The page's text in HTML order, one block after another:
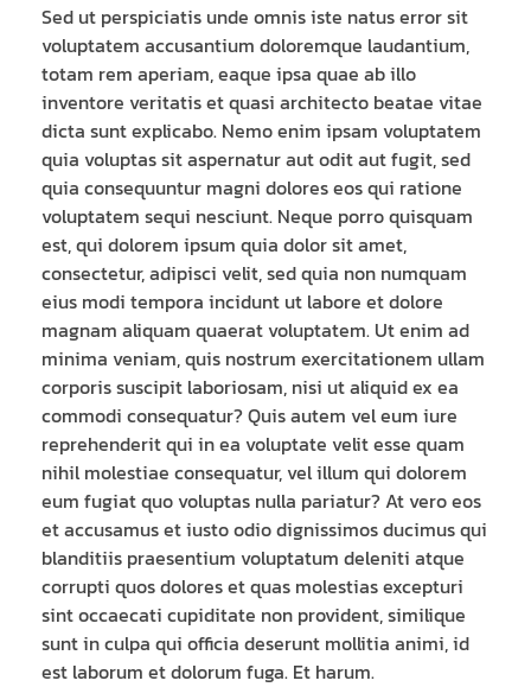
Sed ut perspiciatis unde omnis iste natus error sit
voluptatem accusantium doloremque laudantium,
totam rem aperiam, eaque ipsa quae ab illo
inventore veritatis et quasi architecto beatae vitae
dicta sunt explicabo. Nemo enim ipsam voluptatem
quia voluptas sit aspernatur aut odit aut fugit, sed
quia consequuntur magni dolores eos qui ratione
voluptatem sequi nesciunt. Neque porro quisquam
est, qui dolorem ipsum quia dolor sit amet,
consectetur, adipisci velit, sed quia non numquam
eius modi tempora incidunt ut labore et dolore
magnam aliquam quaerat voluptatem. Ut enim ad
minima veniam, quis nostrum exercitationem ullam
corporis suscipit laboriosam, nisi ut aliquid ex ea
commodi consequatur? Quis autem vel eum iure
reprehenderit qui in ea voluptate velit esse quam
nihil molestiae consequatur, vel illum qui dolorem
eum fugiat quo voluptas nulla pariatur? At vero eos
et accusamus et iusto odio dignissimos ducimus qui
blanditiis praesentium voluptatum deleniti atque
corrupti quos dolores et quas molestias excepturi
sint occaecati cupiditate non provident, similique
sunt in culpa qui officia deserunt mollitia animi, id
est laborum et dolorum fuga. Et harum.